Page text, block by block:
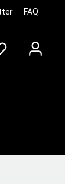
FAQ